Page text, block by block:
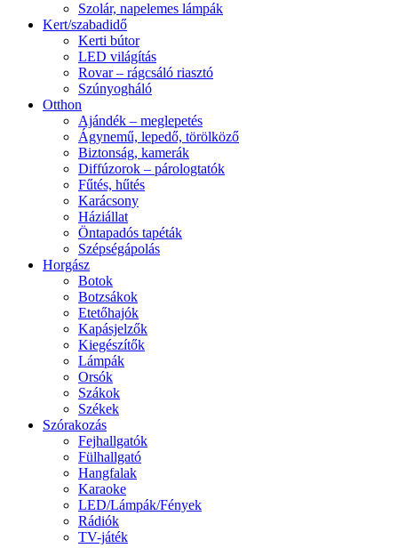
Szolár, napelemes lámpák
Kert/szabadidő
Kerti bútor
LED világítás
Rovar – rágcsáló riasztó
Szúnyogháló
Otthon
Ajándék – meglepetés
Ágynemű, lepedő, törölköző
Biztonság, kamerák
Diffúzorok – párologtatók
Fűtés, hűtés
Karácsony
Háziállat
Öntapadós tapéták
Szépségápolás
Horgász
Botok
Botzsákok
Etetőhajók
Kapásjelzők
Kiegészítők
Lámpák
Orsók
Szákok
Székek
Szórakozás
Fejhallgatók
Fülhallgató
Hangfalak
Karaoke
LED/Lámpák/Fények
Rádiók
TV-játék